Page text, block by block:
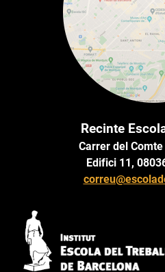
Recinte
Carrer del Comte
Edifici 11,